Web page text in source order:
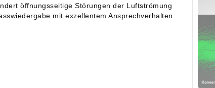
öffnungsseitige Störungen der Luftströmung
mit exzellentem Ansprechverhalten